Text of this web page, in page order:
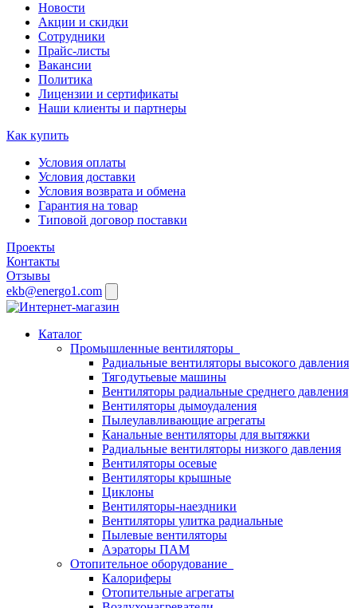
Новости
Акции и скидки
Сотрудники
Прайс-листы
Вакансии
Политика
Лицензии и сертификаты
Наши клиенты и партнеры
Как купить
Условия оплаты
Условия доставки
Условия возврата и обмена
Гарантия на товар
Типовой договор поставки
Проекты
Контакты
Отзывы
ekb@energo1.com
Каталог
Промышленные вентиляторы
Радиальные вентиляторы высокого давления
Тягодутьевые машины
Вентиляторы радиальные среднего давления
Вентиляторы дымоудаления
Пылеулавливающие агрегаты
Канальные вентиляторы для вытяжки
Радиальные вентиляторы низкого давления
Вентиляторы осевые
Вентиляторы крышные
Циклоны
Вентиляторы-наездники
Вентиляторы улитка радиальные
Пылевые вентиляторы
Аэраторы ПАМ
Отопительное оборудование
Калориферы
Отопительные агрегаты